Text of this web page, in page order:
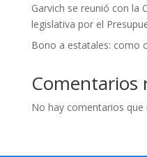
Garvich se reunió con la
legislativa por el
Bono a estatales: como
Comentarios
No hay comentarios que